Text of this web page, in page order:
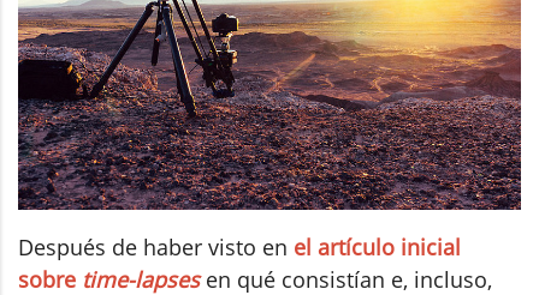
Después de haber visto en el artículo inicial
sobre time-lapsesen qué consistían e, incluso,